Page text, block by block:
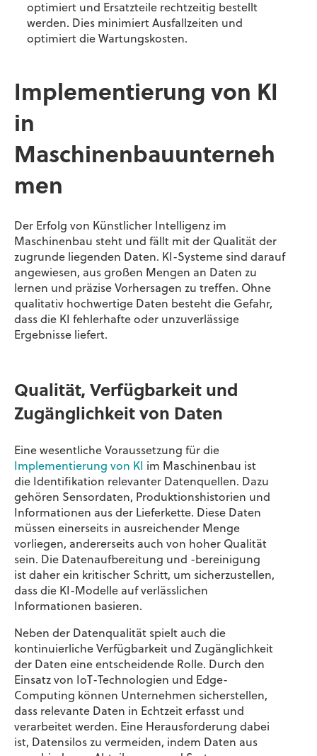
optimiert und Ersatzteile rechtzeitig bestellt
werden. Dies minimiert Ausfallzeiten und
optimiert die Wartungskosten.
Implementierung von KI
in
Maschinenbauunterneh
men
Der Erfolg von Künstlicher Intelligenz im
Maschinenbau steht und fällt mit der Qualität der
zugrunde liegenden Daten. KI-Systeme sind darauf
angewiesen, aus großen Mengen an Daten zu
lernen und präzise Vorhersagen zu treffen. Ohne
qualitativ hochwertige Daten besteht die Gefahr,
dass die KI fehlerhafte oder unzuverlässige
Ergebnisse liefert.
Qualität, Verfügbarkeit und
Zugänglichkeit von Daten
Eine wesentliche Voraussetzung für die
Implementierung von KI im Maschinenbau ist
die Identifikation relevanter Datenquellen. Dazu
gehören Sensordaten, Produktionshistorien und
Informationen aus der Lieferkette. Diese Daten
müssen einerseits in ausreichender Menge
vorliegen, andererseits auch von hoher Qualität
sein. Die Datenaufbereitung und -bereinigung
ist daher ein kritischer Schritt, um sicherzustellen,
dass die KI-Modelle auf verlässlichen
Informationen basieren.
Neben der Datenqualität spielt auch die
kontinuierliche Verfügbarkeit und Zugänglichkeit
der Daten eine entscheidende Rolle. Durch den
Einsatz von IoT-Technologien und Edge-
Computing können Unternehmen sicherstellen,
dass relevante Daten in Echtzeit erfasst und
verarbeitet werden. Eine Herausforderung dabei
ist, Datensilos zu vermeiden, indem Daten aus